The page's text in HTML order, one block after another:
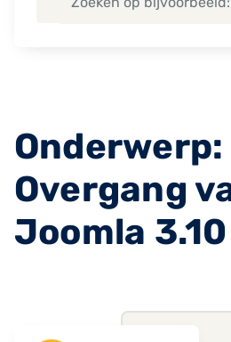
Onderwerp:
Overgang
Joomla